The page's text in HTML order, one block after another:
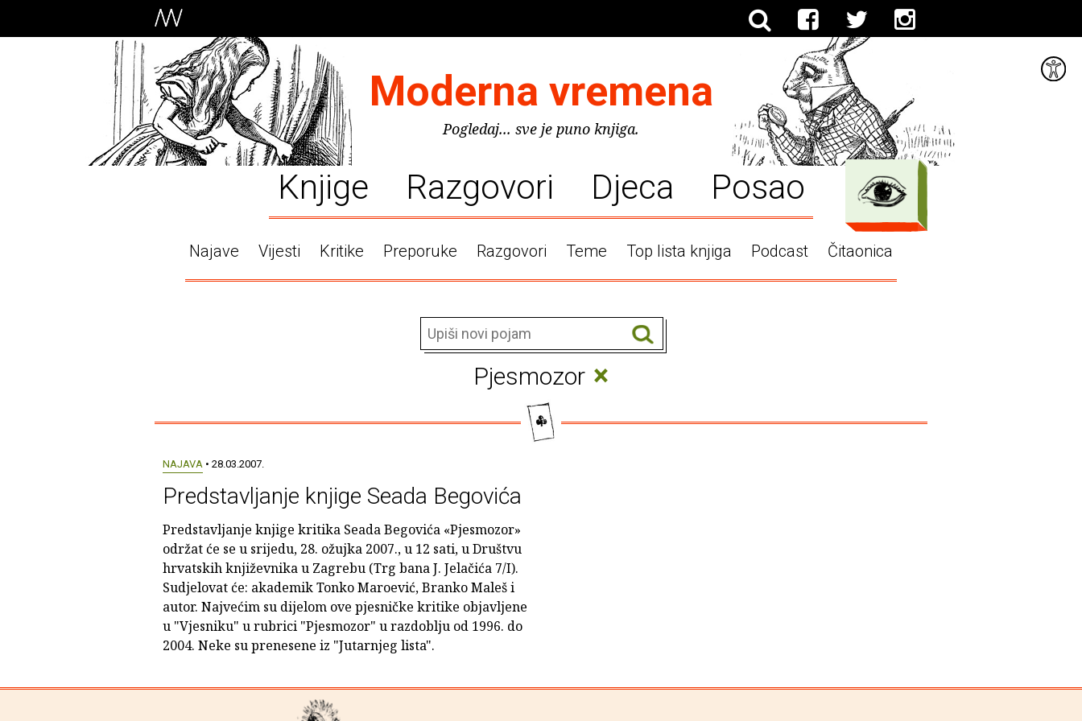
Moderna vremena
Pogledaj... sve je puno knjiga.
Knjige Razgovori Djeca Posao
Najave Vijesti Kritike Preporuke Razgovori Teme Top lista knjiga Podcast Čitaonica
Pjesmozor ×
NAJAVA• 28.03.2007.
Predstavljanje knjige Seada Begovića
Predstavljanje knjige kritika Seada Begovića «Pjesmozor»
održat će se u srijedu, 28. ožujka 2007., u 12 sati, u Društvu
hrvatskih književnika u Zagrebu (Trg bana J. Jelačića 7/I).
Sudjelovat će: akademik Tonko Maroević, Branko Maleš i
autor. Najvećim su dijelom ove pjesničke kritike objavljene
u "Vjesniku" u rubrici "Pjesmozor" u razdoblju od 1996. do
2004. Neke su prenesene iz "Jutarnjeg lista".